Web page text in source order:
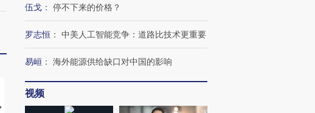
视线｜HYROX的吸金
马航飞行员跨国走私7万
视线｜被称为“蟑螂”的印
伍戈 ： 停不下来的价格？
罗志恒 ： 中美人工智能竞争：道路比技术更重要
易峘 ： 海外能源供给缺口对中国的影响
视频